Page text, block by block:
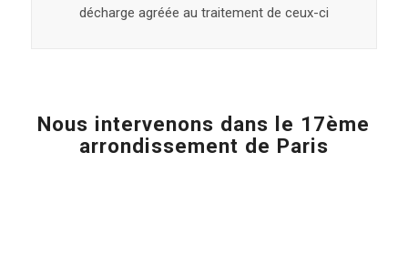
décharge agréée au traitement de ceux-ci
Nous intervenons dans le 17ème
arrondissement de Paris